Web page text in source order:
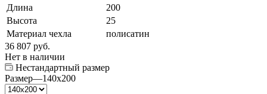
Длина
200
Высота
25
Материал чехла
полисатин
36 807 руб.
Нет в наличии
Нестандартный размер
Размер—140x200